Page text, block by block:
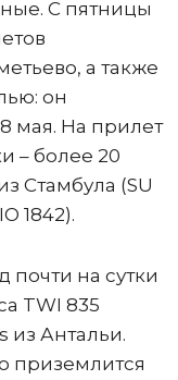
С пятницы
а также
он
8 мая. На прилет
– более 20
Стамбула (SU
1842).
на сутки
TWI 835
из Антальи.
приземлится